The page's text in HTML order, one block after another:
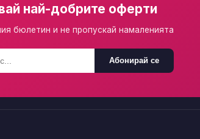
най-добрите оферти
бюлетин и не пропускай намаленията
Абонирай се